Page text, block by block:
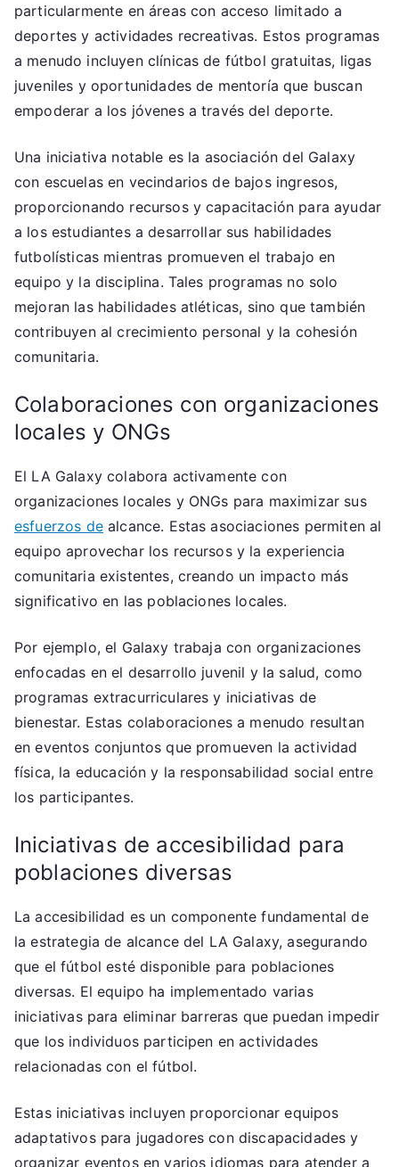
particularmente en áreas con acceso limitado a
deportes y actividades recreativas. Estos programas
a menudo incluyen clínicas de fútbol gratuitas, ligas
juveniles y oportunidades de mentoría que buscan
empoderar a los jóvenes a través del deporte.
Una iniciativa notable es la asociación del Galaxy
con escuelas en vecindarios de bajos ingresos,
proporcionando recursos y capacitación para ayudar
a los estudiantes a desarrollar sus habilidades
futbolísticas mientras promueven el trabajo en
equipo y la disciplina. Tales programas no solo
mejoran las habilidades atléticas, sino que también
contribuyen al crecimiento personal y la cohesión
comunitaria.
Colaboraciones con organizaciones
locales y ONGs
El LA Galaxy colabora activamente con
organizaciones locales y ONGs para maximizar sus
esfuerzos dealcance. Estas asociaciones permiten al
equipo aprovechar los recursos y la experiencia
comunitaria existentes, creando un impacto más
significativo en las poblaciones locales.
Por ejemplo, el Galaxy trabaja con organizaciones
enfocadas en el desarrollo juvenil y la salud, como
programas extracurriculares y iniciativas de
bienestar. Estas colaboraciones a menudo resultan
en eventos conjuntos que promueven la actividad
física, la educación y la responsabilidad social entre
los participantes.
Iniciativas de accesibilidad para
poblaciones diversas
La accesibilidad es un componente fundamental de
la estrategia de alcance del LA Galaxy, asegurando
que el fútbol esté disponible para poblaciones
diversas. El equipo ha implementado varias
iniciativas para eliminar barreras que puedan impedir
que los individuos participen en actividades
relacionadas con el fútbol.
Estas iniciativas incluyen proporcionar equipos
adaptativos para jugadores con discapacidades y
organizar eventos en varios idiomas para atender a